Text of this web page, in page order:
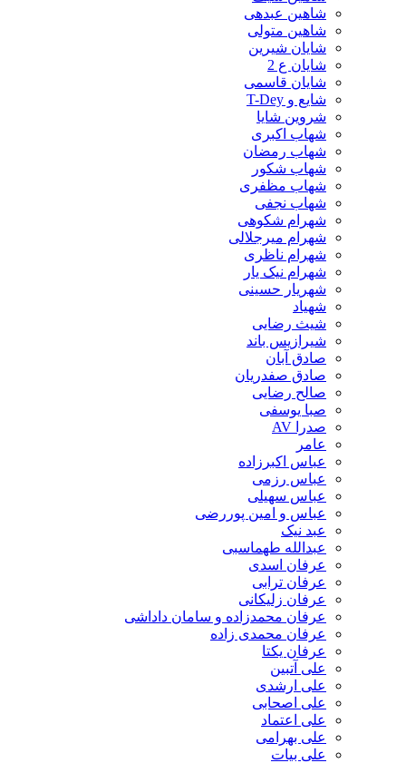
شاهین عبدهی
شاهین متولی
شایان شیرین
شایان ع 2
شایان قاسمی
شایع و T-Dey
شروین شایا
شهاب اکبری
شهاب رمضان
شهاب شکور
شهاب مظفری
شهاب نجفی
شهرام شکوهی
شهرام میرجلالی
شهرام ناظری
شهرام نیک یار
شهریار حسینی
شهیاد
شیث رضایی
شیرازیس باند
صادق آبان
صادق صفدریان
صالح رضایی
صبا یوسفی
صدرا AV
عامر
عباس اکبرزاده
عباس رزمی
عباس سهیلی
عباس و امین پوررضی
عبد نیک
عبدالله طهماسبی‎
عرفان اسدی
عرفان ترابی
عرفان زلیکانی
عرفان محمدزاده و سامان داداشی
عرفان محمدی زاده
عرفان یکتا
علی آتبین
علی ارشدی
علی اصحابی
علی اعتماد
علی بهرامی
علی بیات